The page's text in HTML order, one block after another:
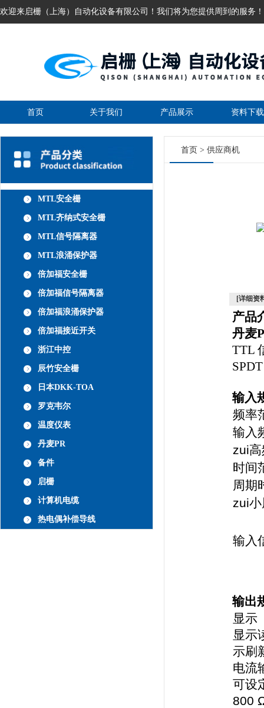
欢迎来启栅（上海）自动化设备有限公司！我们将为您提供周到的服务！
首页 关于我们 产品展示 资料下载
MTL安全栅
MTL齐纳式安全栅
MTL信号隔离器
MTL浪涌保护器
倍加福安全栅
倍加福信号隔离器
倍加福浪涌保护器
倍加福接近开关
浙江中控
辰竹安全栅
日本DKK-TOA
罗克韦尔
温度仪表
丹麦PR
备件
启栅
计算机电缆
热电偶补偿导线
首页 > 供应商机
[详细资
产品
丹麦
TTL
输入
频率
输入
zui
时间
周期
zui
输入
输出
显示
显示
示刷
电流
可设
800